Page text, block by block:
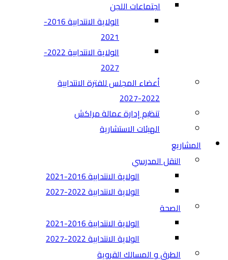
اجتماعات اللجن
الولاية الانتدابية 2016-
2021
الولاية الانتدابية 2022-
2027
أعضاء المجلس للفترة الانتدابية
2022-2027
تنظيم إدارة عمالة مراكش
الهيئات الاستشارية
المشاريع
النقل المدرسي
الولاية الانتدابية 2016-2021
الولاية الانتدابية 2022-2027
الصحة
الولاية الانتدابية 2016-2021
الولاية الانتدابية 2022-2027
الطرق و المسالك القروية